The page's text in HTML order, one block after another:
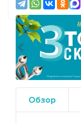
Предыдущий
Обзор